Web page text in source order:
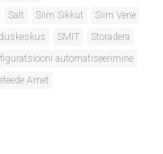
Salt Siim Sikkut
Siim Vene
SMIT
Storadera
automatiseerimine
Amet